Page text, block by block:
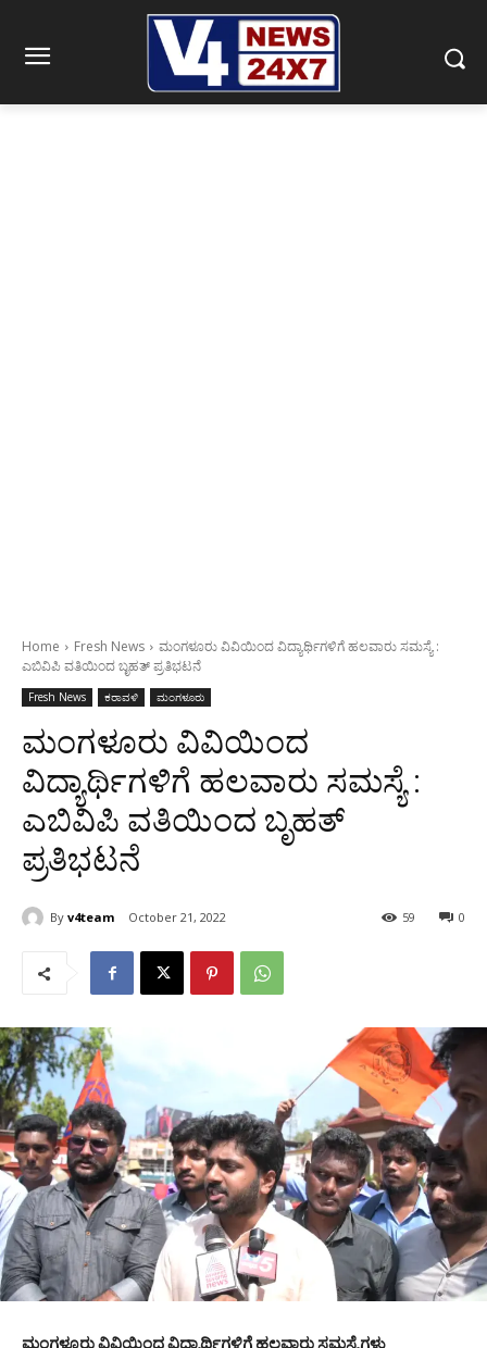
Home Fresh News
ಮಂಗಳೂರು ವಿವಿಯಿಂದ ವಿದ್ಯಾರ್ಥಿಗಳಿಗೆ ಹಲವಾರು ಸಮಸ್ಯೆ :
ಎಬಿವಿಪಿ ವತಿಯಿಂದ ಬೃಹತ್ ಪ್ರತಿಭಟನೆ
Fresh News ಕರಾವಳಿ ಮಂಗಳೂರು
ಮಂಗಳೂರು ವಿವಿಯಿಂದ
ವಿದ್ಯಾರ್ಥಿಗಳಿಗೆ ಹಲವಾರು ಸಮಸ್ಯೆ :
ಎಬಿವಿಪಿ ವತಿಯಿಂದ ಬೃಹತ್
ಪ್ರತಿಭಟನೆ
By v4team October 21, 2022 0
59
ಮಂಗಳೂರು ವಿವಿಯಿಂದ ವಿದ್ಯಾರ್ಥಿಗಳಿಗೆ ಹಲವಾರು ಸಮಸ್ಯೆಗಳು